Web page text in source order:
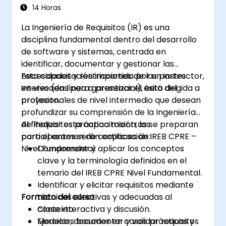
Certificación
14 Horas
La Ingeniería de Requisitos (IR) es una
disciplina fundamental dentro del desarrollo
de software y sistemas, centrada en
identificar, documentar y gestionar las
necesidades y restricciones de las partes
interesadas para garantizar el éxito del
proyecto.
Esta capacitación impartida por un instructor,
en vivo (en línea o presencial), está dirigida a
profesionales de nivel intermedio que desean
profundizar su comprensión de la Ingeniería
de Requisitos práctica mientras se preparan
para el examen de certificación IREB CPRE –
Nivel Fundamental.
Al finalizar esta capacitación, los
participantes serán capaces de:
Comprender y aplicar los conceptos
clave y la terminología definidos en el
temario del IREB CPRE Nivel Fundamental.
Identificar y elicitar requisitos mediante
técnicas efectivas y adecuadas al
contexto.
Modelar, documentar y validar requisitos
Formato del curso
Clase interactiva y discusión.
Ejercicios basados en casos prácticos y